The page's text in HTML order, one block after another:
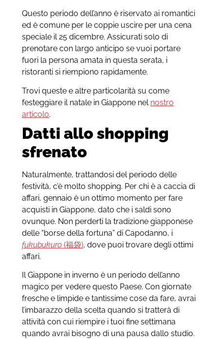
Questo periodo dell’anno è riservato ai romantici
ed è comune per le coppie uscire per una cena
speciale il 25 dicembre. Assicurati solo di
prenotare con largo anticipo se vuoi portare
fuori la persona amata in questa serata, i
ristoranti si riempiono rapidamente.
Trovi queste e altre particolarità su come
festeggiare il natale in Giappone nel nostro
articolo.
Datti allo shopping
sfrenato
Naturalmente, trattandosi del periodo delle
festività, c’è molto shopping. Per chi è a caccia di
affari, gennaio è un ottimo momento per fare
acquisti in Giappone, dato che i saldi sono
ovunque. Non perderti la tradizione giapponese
delle “borse della fortuna” di Capodanno, i
fukubukuro(福袋), dove puoi trovare degli ottimi
affari.
Il Giappone in inverno è un periodo dell’anno
magico per vedere questo Paese. Con giornate
fresche e limpide e tantissime cose da fare, avrai
l’imbarazzo della scelta quando si tratterà di
attività con cui riempire i tuoi fine settimana
quando avrai bisogno di una pausa dallo studio.